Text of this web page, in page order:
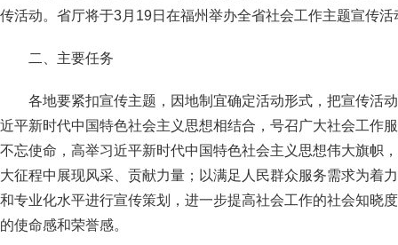
传活动。省厅将于3月19日在福州举办全省社会工作主题宣传活
二、主要任务
各地要紧扣宣传主题，因地制宜确定活动形式，把宣传活
近平新时代中国特色社会主义思想相结合，号召广大社会工作
不忘使命，高举习近平新时代中国特色社会主义思想伟大旗帜
大征程中展现风采、贡献力量；以满足人民群众服务需求为着
和专业化水平进行宣传策划，进一步提高社会工作的社会知晓
的使命感和荣誉感。